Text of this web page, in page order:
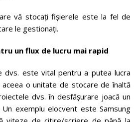
vă stocați fișierele este la fel de
le gestionați.
un flux de lucru mai rapid
dvs. este vital pentru a putea lucra
o unitate de stocare de înaltă
dvs. în desfășurare joacă un
exemplu elocvent este Samsung